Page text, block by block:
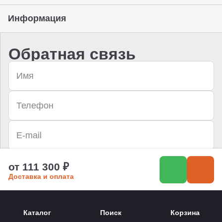
от 111 300 ₽
Доставка и оплата
Информация
Обратная связь
Отправить
обработку персональных данныхи
соглашаюсь с условиямиполитики конфиденциальности
Каталог Поиск Корзина